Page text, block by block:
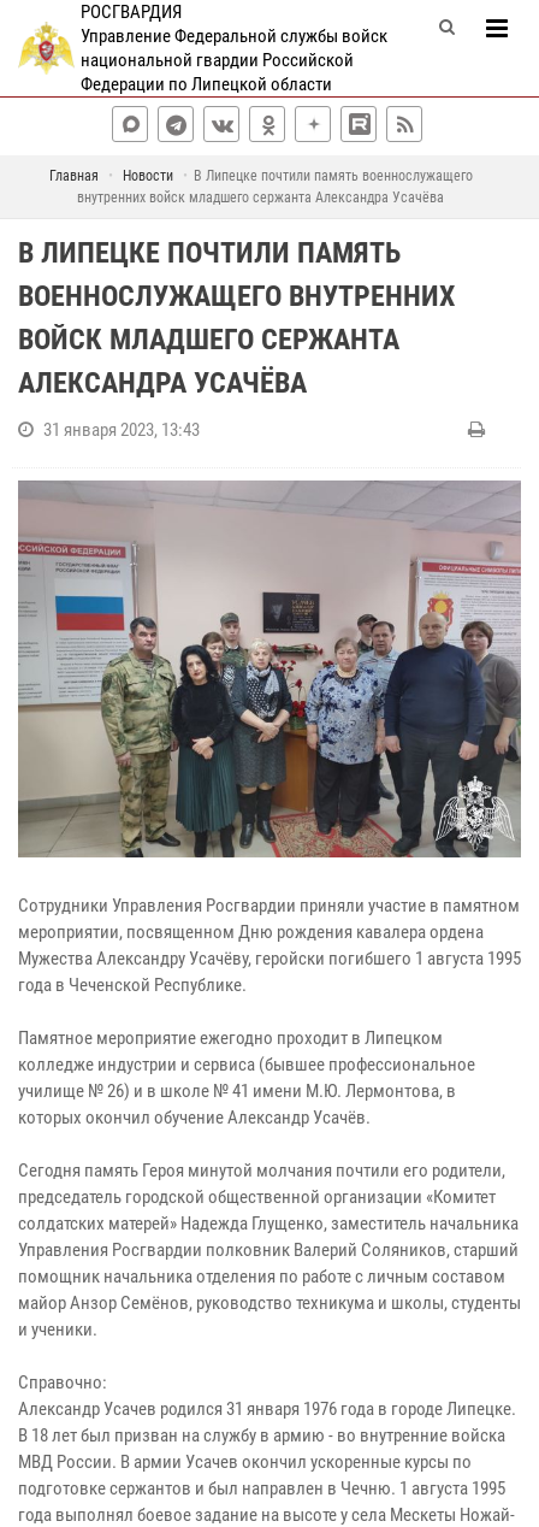
РОСГВАРДИЯ
Управление Федеральной службы войск
национальной гвардии Российской
Федерации по Липецкой области
Главная Новости
В Липецке почтили память военнослужащего
внутренних войск младшего сержанта Александра Усачёва
В ЛИПЕЦКЕ ПОЧТИЛИ ПАМЯТЬ
ВОЕННОСЛУЖАЩЕГО ВНУТРЕННИХ
ВОЙСК МЛАДШЕГО СЕРЖАНТА
АЛЕКСАНДРА УСАЧЁВА
31 января 2023, 13:43
Сотрудники Управления Росгвардии приняли участие в памятном
мероприятии, посвященном Дню рождения кавалера ордена
Мужества Александру Усачёву, геройски погибшего 1 августа 1995
года в Чеченской Республике.
Памятное мероприятие ежегодно проходит в Липецком
колледже индустрии и сервиса (бывшее профессиональное
училище № 26) и в школе № 41 имени М.Ю. Лермонтова, в
которых окончил обучение Александр Усачёв.
Сегодня память Героя минутой молчания почтили его родители,
председатель городской общественной организации «Комитет
солдатских матерей» Надежда Глущенко, заместитель начальника
Управления Росгвардии полковник Валерий Соляников, старший
помощник начальника отделения по работе с личным составом
майор Анзор Семёнов, руководство техникума и школы, студенты
и ученики.
Справочно:
Александр Усачев родился 31 января 1976 года в городе Липецке.
В 18 лет был призван на службу в армию - во внутренние войска
МВД России. В армии Усачев окончил ускоренные курсы по
подготовке сержантов и был направлен в Чечню. 1 августа 1995
года выполнял боевое задание на высоте у села Мескеты Ножай-